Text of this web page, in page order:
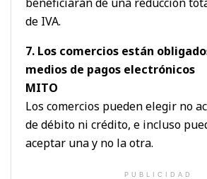
de IVA.
7. Los comercios están
medios de pagos electrónicos
MITO
Los comercios pueden elegir no
de débito ni crédito, e incluso
aceptar una y no la otra.
PUBLICIDAD